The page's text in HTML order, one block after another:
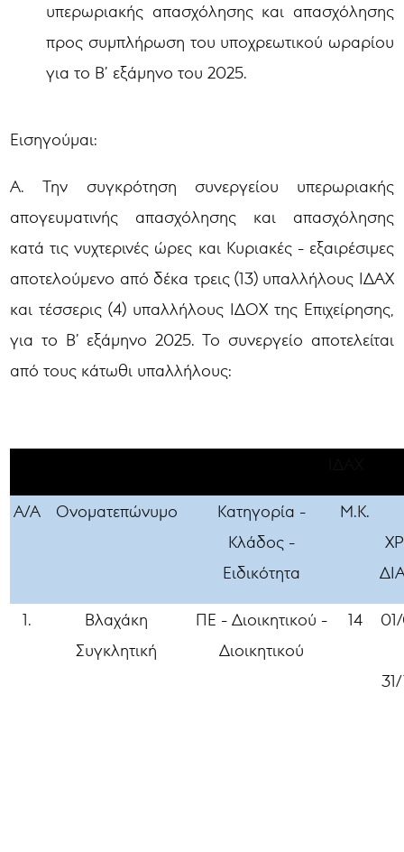
υπερωριακής απασχόλησης και απασχόλησης
προς συμπλήρωση του υποχρεωτικού ωραρίου
για το Β’ εξάμηνο του 2025.
Εισηγούμαι:
Α. Την συγκρότηση συνεργείου υπερωριακής
απογευματινής απασχόλησης και απασχόλησης
κατά τις νυχτερινές ώρες και Κυριακές - εξαιρέσιμες
αποτελούμενο από δέκα τρεις (13) υπαλλήλους ΙΔΑΧ
και τέσσερις (4) υπαλλήλους ΙΔΟΧ της Επιχείρησης,
για το Β’ εξάμηνο 2025. Το συνεργείο αποτελείται
από τους κάτωθι υπαλλήλους:
Α/Α Ονοματεπώνυμο
Κατηγορία -
Κλάδος -
Ειδικότητα
Μ.Κ.
1.
Βλαχάκη
Συγκλητική
ΠΕ - Διοικητικού -
Διοικητικού
14